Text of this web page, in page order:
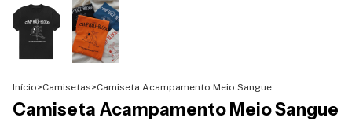
Início>Camisetas>Camiseta Acampamento Meio Sangue
Camiseta Acampamento Meio Sangue